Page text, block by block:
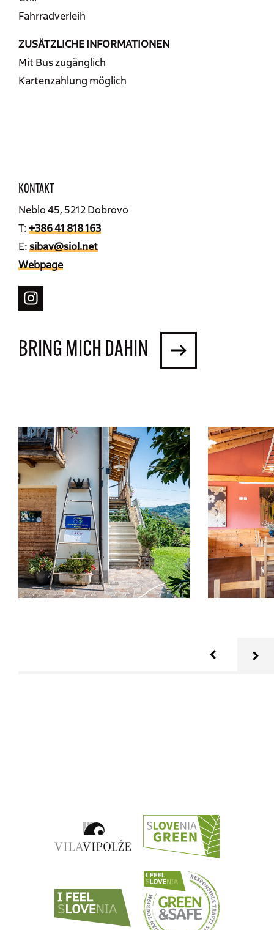
Fahrradverleih
ZUSÄTZLICHE INFORMATIONEN
Mit Bus zugänglich
Kartenzahlung möglich
KONTAKT
Neblo 45, 5212 Dobrovo
T:+386 41 818 163
E:sibav@siol.net
Webpage
BRING MICH DAHIN